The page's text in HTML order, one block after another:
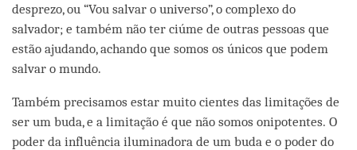
desprezo, ou “Vou salvar o universo”, o complexo do
salvador; e também não ter ciúme de outras pessoas que
estão ajudando, achando que somos os únicos que podem
salvar o mundo.
Também precisamos estar muito cientes das limitações de
ser um buda, e a limitação é que não somos onipotentes. O
poder da influência iluminadora de um buda e o poder do